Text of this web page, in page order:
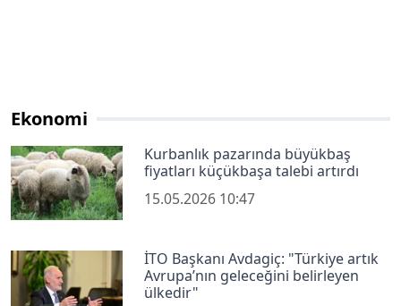
Ekonomi
Kurbanlık pazarında büyükbaş
fiyatları küçükbaşa talebi artırdı
15.05.2026 10:47
İTO Başkanı Avdagiç: "Türkiye artık
Avrupa’nın geleceğini belirleyen
ülkedir"